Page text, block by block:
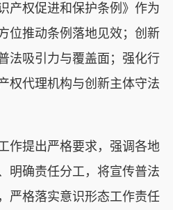
产权促进和保护条例》作为
位推动条例落地见效；创新
法吸引力与覆盖面；强化行
权代理机构与创新主体守法
提出严格要求，强调各地
明确责任分工，将宣传普法
严格落实意识形态工作责任